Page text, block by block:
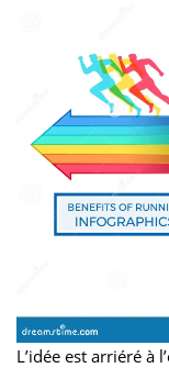
L’idée est arriéré à